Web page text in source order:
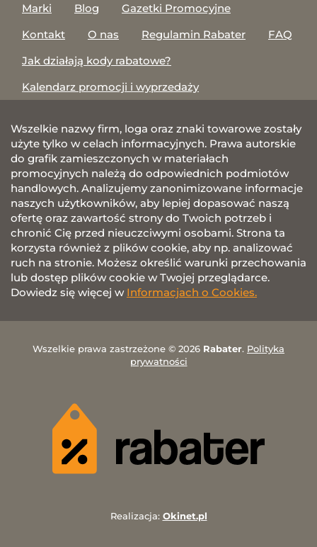
Marki
Blog
Gazetki Promocyjne
Kontakt
O nas Regulamin Rabater
FAQ
Jak działają kody rabatowe?
Kalendarz promocji i wyprzedaży
Wszelkie nazwy firm, loga oraz znaki towarowe zostały
użyte tylko w celach informacyjnych. Prawa autorskie
do grafik zamieszczonych w materiałach
promocyjnych należą do odpowiednich podmiotów
handlowych. Analizujemy zanonimizowane informacje
naszych użytkowników, aby lepiej dopasować naszą
ofertę oraz zawartość strony do Twoich potrzeb i
chronić Cię przed nieuczciwymi osobami. Strona ta
korzysta również z plików cookie, aby np. analizować
ruch na stronie. Możesz określić warunki przechowania
lub dostęp plików cookie w Twojej przeglądarce.
Dowiedz się więcej w Informacjach o Cookies.
Wszelkie prawa zastrzeżone © 2026 Rabater. Polityka
prywatności
Realizacja: Okinet.pl